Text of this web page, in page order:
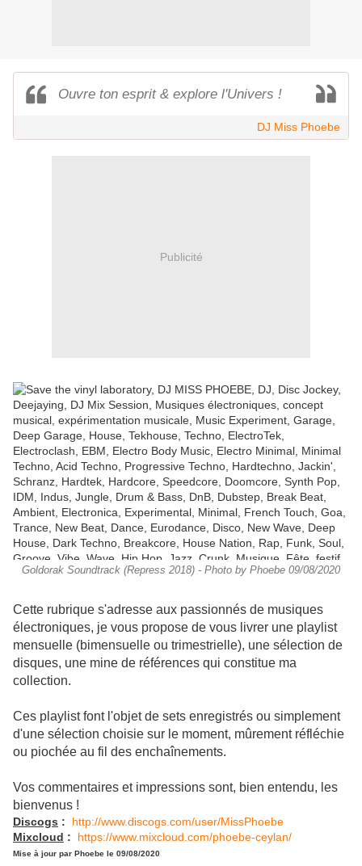
Ouvre ton esprit & explore l'Univers !
DJ Miss Phoebe
Publicité
Goldorak Soundtrack (Repress 2018) - Photo by Phoebe 09/08/2020
Cette rubrique s'adresse aux passionnés de musiques
électroniques, je vous propose de vous livrer une playlist
mensuelle (bimensuelle ou trimestrielle), une sélection de
disques, une mine de références qui constitue ma
collection.
Ces playlist font l'objet de sets enregistrés ou simplement
d'une sélection choisie sur le moment, mûrement réfléchie
ou piochée au fil des enchaînements.
Vos commentaires et impressions sont, bien entendu, les
bienvenus !
Discogs :
http://www.discogs.com/user/MissPhoebe
Mixcloud : https://www.mixcloud.com/phoebe-ceylan/
Mise à jour par Phoebe le 09/08/2020